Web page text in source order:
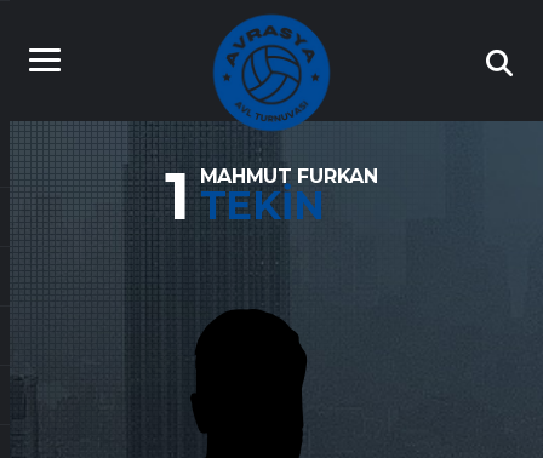
1 MAHMUT FURKAN
TEKIN